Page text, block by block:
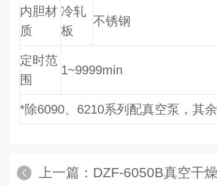
内胆材
质
冷轧
板
不锈钢
定时范
围
1~9999min
*除6090、6210系列配真空泵，其
上一篇： DZF-6050B真空干